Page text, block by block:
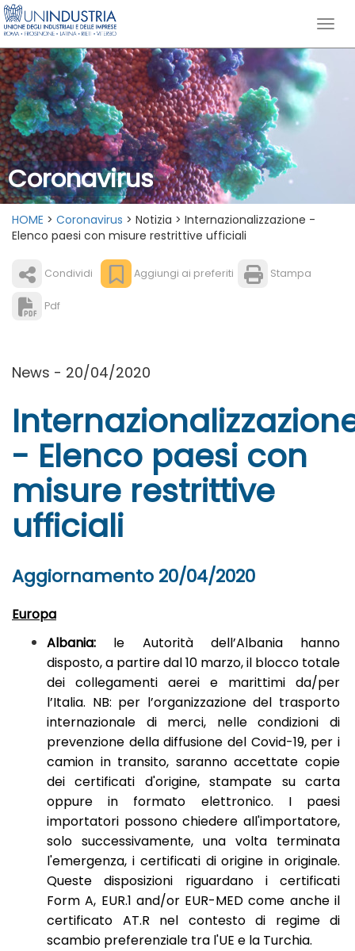
Coronavirus
HOME > Coronavirus > Notizia > Internazionalizzazione -
Elenco paesi con misure restrittive ufficiali
Condividi Aggiungi ai preferiti Stampa
Pdf
News - 20/04/2020
- Elenco paesi con
misure restrittive
ufficiali
Aggiornamento 20/04/2020
Europa
Albania: le Autorità dell’Albania hanno
disposto, a partire dal 10 marzo, il blocco totale
dei collegamenti aerei e marittimi da/per
l’Italia. NB: per l’organizzazione del trasporto
internazionale di merci, nelle condizioni di
prevenzione della diffusione del Covid-19, per i
camion in transito, saranno accettate copie
dei certificati d'origine, stampate su carta
oppure in formato elettronico. I paesi
importatori possono chiedere all'importatore,
solo successivamente, una volta terminata
l'emergenza, i certificati di origine in originale.
Queste disposizioni riguardano i certificati
Form A, EUR.1 and/or EUR-MED come anche il
certificato AT.R nel contesto di regime di
scambio preferenziale tra l'UE e la Turchia.